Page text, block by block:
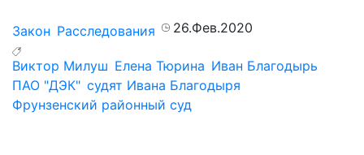
Закон Расследования 26.Фев.2020
Виктор Милуш Елена Тюрина Иван Благодырь
ПАО "ДЭК" судят Ивана Благодыря
Фрунзенский районный суд